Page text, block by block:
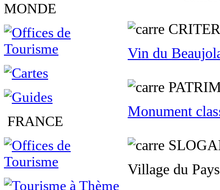
MONDE
FRANCE
Vin du
Monument
Village du